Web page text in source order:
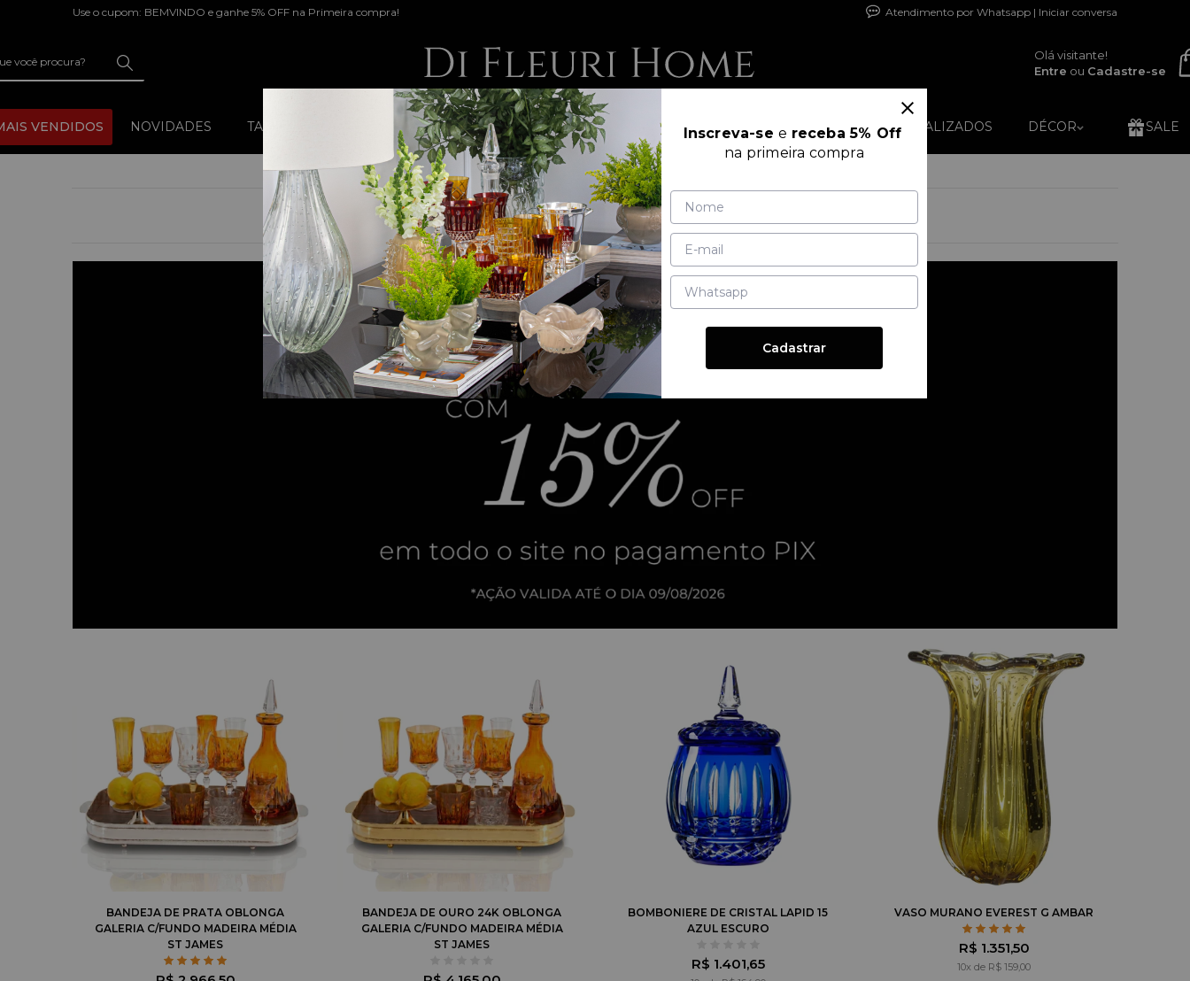
Use o cupom: BEMVINDO e ganhe 5% OFF na Primeira compra! Atendimento por Whatsapp | Iniciar conversa
Olá visitante!
Entre ou Cadastre-se
VENDIDOS NOVIDADES TAÇAS/COPOS BAR MESA POSTA MURANOS PRATARIA | OURO24K PERSONALIZADOS DÉCOR SALE
Home Todos os produtos Décor
CATEGORIAS TAMANHO
BANDEJA DE PRATA OBLONGA
GALERIA C/FUNDO MADEIRA MÉDIA
ST JAMES
BANDEJA DE OURO 24K OBLONGA
GALERIA C/FUNDO MADEIRA MÉDIA
ST JAMES
BOMBONIERE DE CRISTAL LAPID 15
AZUL ESCURO
R$ 1.401,65
VASO MURANO EVEREST G AMBAR
R$ 1.351,50
10x de R$ 159,00
Inscreva-see receba 5% Off
na primeira compra
Cadastrar